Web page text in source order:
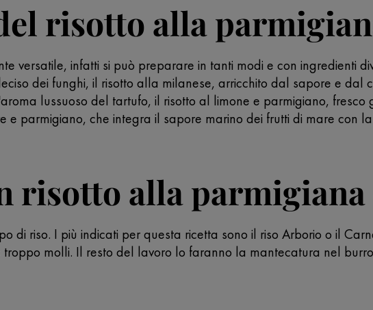
risotto alla
versatile, infatti si può preparare in tanti modi e con ingredienti
dei funghi, il risotto alla milanese, arricchito dal sapore e dal
lussuoso del tartufo, il risotto al limone e parmigiano,
e parmigiano, che integra il sapore marino dei frutti di mare con
risotto alla parmigiana
di riso. I più indicati per questa ricetta sono il riso Arborio o il
molli. Il resto del lavoro lo faranno la mantecatura nel